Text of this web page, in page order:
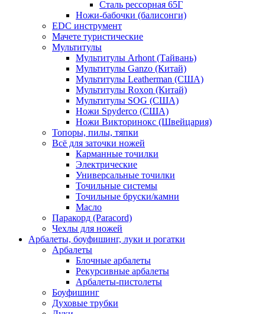
Сталь рессорная 65Г
Ножи-бабочки (балисонги)
EDC инструмент
Мачете туристические
Мультитулы
Мультитулы Arhont (Тайвань)
Мультитулы Ganzo (Китай)
Мультитулы Leatherman (США)
Мультитулы Roxon (Китай)
Мультитулы SOG (США)
Ножи Spyderco (США)
Ножи Викторинокс (Швейцария)
Топоры, пилы, тяпки
Всё для заточки ножей
Карманные точилки
Электрические
Универсальные точилки
Точильные системы
Точильные бруски/камни
Масло
Паракорд (Paracord)
Чехлы для ножей
Арбалеты, боуфишинг, луки и рогатки
Арбалеты
Блочные арбалеты
Рекурсивные арбалеты
Арбалеты-пистолеты
Боуфишинг
Духовые трубки